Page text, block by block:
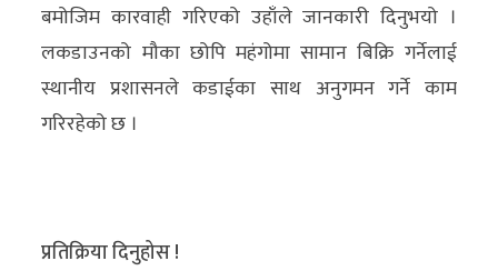
बमोजिम कारवाही गरिएको उहाँले जानकारी दिनुभयो ।
लकडाउनको मौका छोपि महंगोमा सामान बिक्रि गर्नेलाई
स्थानीय प्रशासनले कडाईका साथ अनुगमन गर्ने काम
गरिरहेको छ ।
प्रतिक्रिया दिनुहोस !